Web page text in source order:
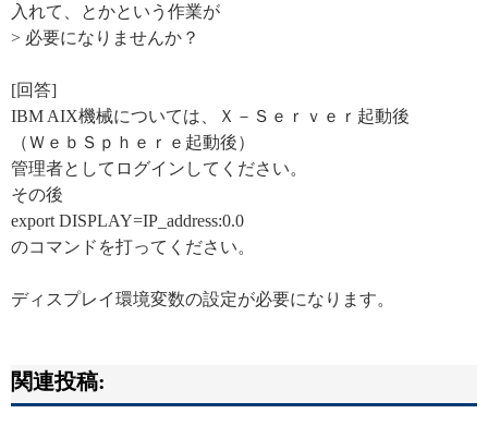
入れて、とかという作業が
> 必要になりませんか？
[回答]
IBM AIX機械については、Ｘ－Ｓｅｒｖｅｒ起動後
（ＷｅｂＳｐｈｅｒｅ起動後）
管理者としてログインしてください。
その後
export DISPLAY=IP_address:0.0
のコマンドを打ってください。
ディスプレイ環境変数の設定が必要になります。
関連投稿: